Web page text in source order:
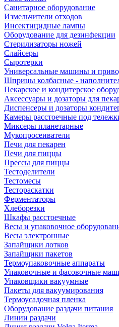
Санитарное оборудование
Измельчители отходов
Инсектицидные лампы
Оборудование для дезинфекции
Стерилизаторы ножей
Слайсеры
Сыротерки
Универсальные машины и
Шприцы колбасные -
Пекарское и кондитерское
Аксессуары и дозаторы для
Диспенсеры и дозаторы
Камеры расстоечные под
Миксеры планетарные
Мукопросеиватели
Печи для пекарен
Печи для пиццы
Прессы для пиццы
Тестоделители
Тестомесы
Тестораскатки
Ферментаторы
Хлеборезки
Шкафы расстоечные
Весы и упаковочное
Весы электронные
Запайщики лотков
Запайщики пакетов
Термоупаковочные аппараты
Упаковочные и фасовочные
Упаковщики вакуумные
Пакеты для вакуумирования
Термоусадочная пленка
Оборудование раздачи питания
Линии раздачи